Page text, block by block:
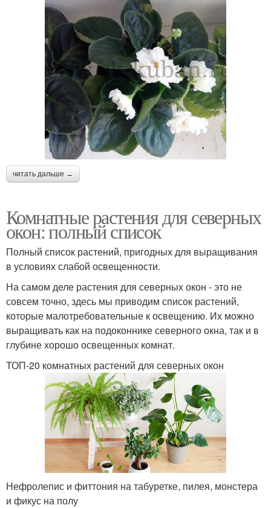
читать дальше →
Комнатные растения для северных
окон: полный список
Полный список растений, пригодных для выращивания
в условиях слабой освещенности.
На самом деле растения для северных окон - это не
совсем точно, здесь мы приводим список растений,
которые малотребовательные к освещению. Их можно
выращивать как на подоконнике северного окна, так и в
глубине хорошо освещенных комнат.
ТОП-20 комнатных растений для северных окон
Нефролепис и фиттония на табуретке, пилея, монстера
и фикус на полу